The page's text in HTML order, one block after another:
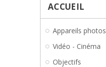
ACCUEIL
Appareils photos
Vidéo - Cinéma
Objectifs